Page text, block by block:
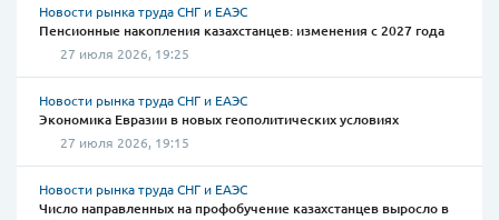
Новости рынка труда СНГ и ЕАЭС
Пенсионные накопления казахстанцев: изменения с 2027 года
27 июля 2026, 19:25
Новости рынка труда СНГ и ЕАЭС
Экономика Евразии в новых геополитических условиях
27 июля 2026, 19:15
Новости рынка труда СНГ и ЕАЭС
Число направленных на профобучение казахстанцев выросло в